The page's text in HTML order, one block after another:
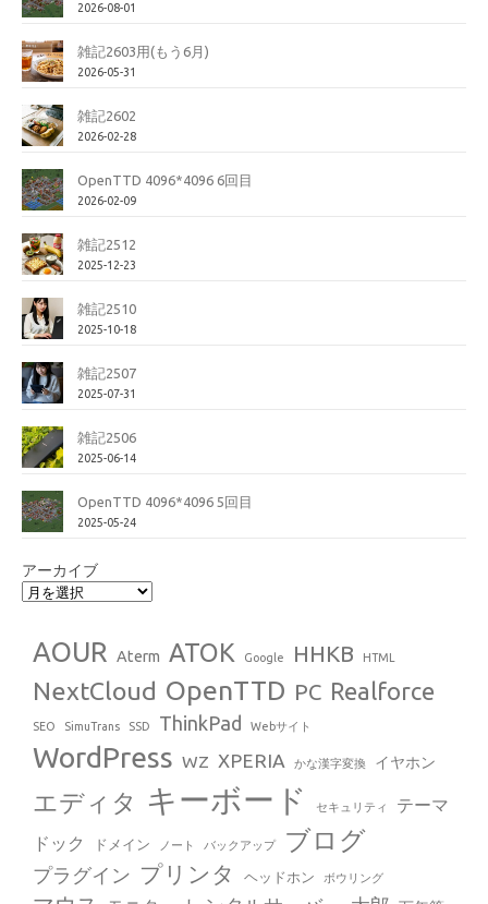
2026-08-01
雑記2603用(もう6月)
2026-05-31
雑記2602
2026-02-28
OpenTTD 4096*4096 6回目
2026-02-09
雑記2512
2025-12-23
雑記2510
2025-10-18
雑記2507
2025-07-31
雑記2506
2025-06-14
OpenTTD 4096*4096 5回目
2025-05-24
アーカイブ
AOUR Aterm ATOK Google HHKB HTML
NextCloud OpenTTD PC Realforce
SEO SimuTrans SSD ThinkPad Webサイト
WordPress WZ XPERIA かな漢字変換 イヤホン
エディタ キーボード セキュリティ
テーマ
ドック
ドメイン ノート バックアップ ブログ
プラグイン プリンタ ヘッドホン ボウリング